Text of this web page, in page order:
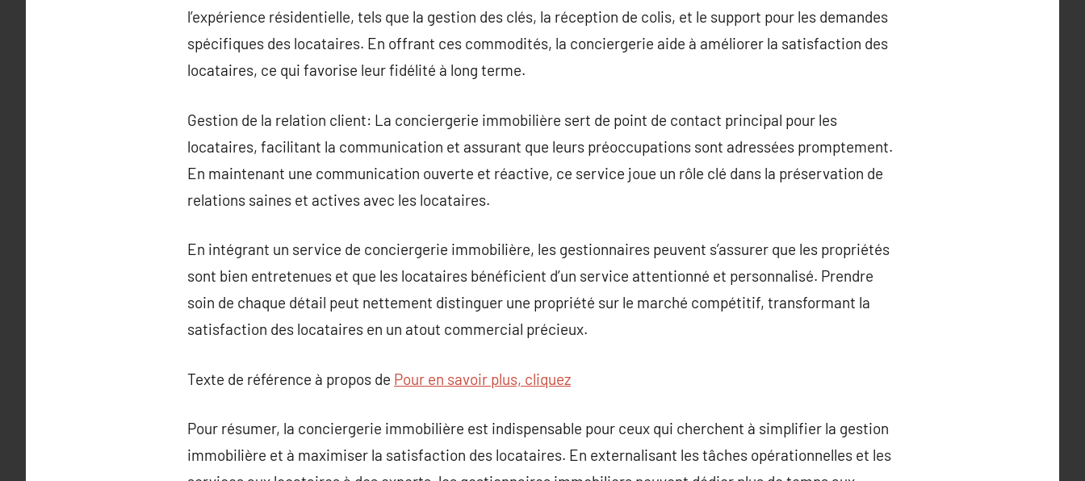
l’expérience résidentielle, tels que la gestion des clés, la réception de colis, et le support pour les demandes
spécifiques des locataires. En offrant ces commodités, la conciergerie aide à améliorer la satisfaction des
locataires, ce qui favorise leur fidélité à long terme.
Gestion de la relation client: La conciergerie immobilière sert de point de contact principal pour les
locataires, facilitant la communication et assurant que leurs préoccupations sont adressées promptement.
En maintenant une communication ouverte et réactive, ce service joue un rôle clé dans la préservation de
relations saines et actives avec les locataires.
En intégrant un service de conciergerie immobilière, les gestionnaires peuvent s’assurer que les propriétés
sont bien entretenues et que les locataires bénéficient d’un service attentionné et personnalisé. Prendre
soin de chaque détail peut nettement distinguer une propriété sur le marché compétitif, transformant la
satisfaction des locataires en un atout commercial précieux.
Texte de référence à propos de Pour en savoir plus, cliquez
Pour résumer, la conciergerie immobilière est indispensable pour ceux qui cherchent à simplifier la gestion
immobilière et à maximiser la satisfaction des locataires. En externalisant les tâches opérationnelles et les